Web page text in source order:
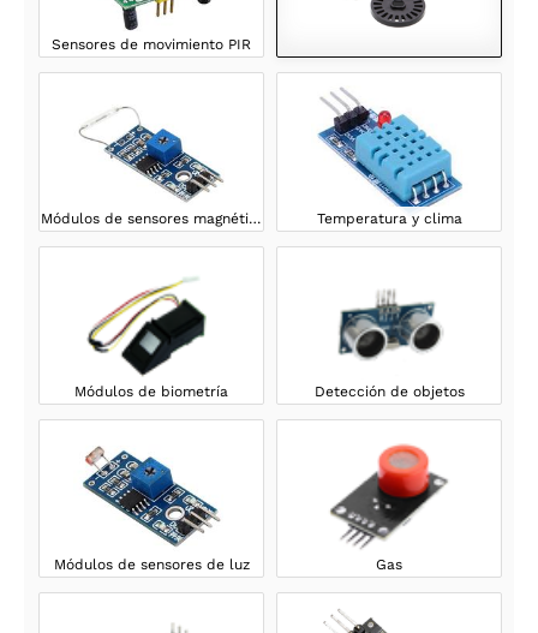
Sensores de movimiento PIR
Módulos de sensores magnéticos Temperatura y clima
Módulos de biometría Detección de objetos
Módulos de sensores de luz Gas